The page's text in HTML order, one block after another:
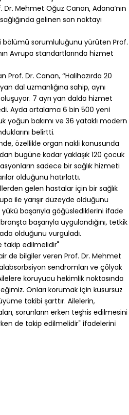
Mehmet Oğuz Canan, Adana’nın
gelinen son noktayı
bölümü sorumluluğunu yürüten Prof.
Avrupa standartlarında hizmet
Dr. Canan, ‘’Halihazırda 20
dal uzmanlığına sahip, aynı
7 ayrı yan dalda hizmet
Ayda ortalama 6 bin 500 yeni
yoğun bakımı ve 36 yataklı modern
belirtti.
özellikle organ nakli konusunda
bugüne kadar yaklaşık 120 çocuk
sadece bir sağlık hizmeti
olduğunu hatırlattı.
gelen hastalar için bir sağlık
ile yarışır düzeyde olduğunu
başarıyla göğüslediklerini ifade
başarıyla uygulandığını, tetkik
olduğunu vurguladı.
takip edilmelidir"
de bilgiler veren Prof. Dr. Mehmet
sendromları ve çölyak
koruyucu hekimlik noktasında
Onları korumak için kusursuz
takibi şarttır. Ailelerin,
sorunların erken teşhis edilmesini
de takip edilmelidir" ifadelerini